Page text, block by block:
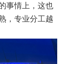
事情上，这也
，专业分工越